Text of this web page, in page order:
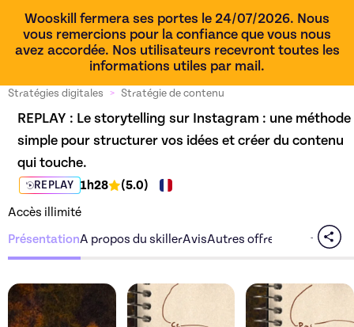
Wooskill fermera ses portes le 24/07/2026. Nous
vous remercions pour la confiance que vous nous
avez accordée. Nos utilisateurs recevront toutes les
informations utiles par mail.
Stratégies digitales > Stratégie de contenu
REPLAY : Le storytelling sur Instagram : une méthode
simple pour structurer vos idées et créer du contenu
qui touche.
REPLAY 1h28 (5.0)
Accès illimité
PrésentationA propos du skillerAvisAutres offres du skiller
Découvrez l'offre Le storytelling sur
Découvrez l'offre